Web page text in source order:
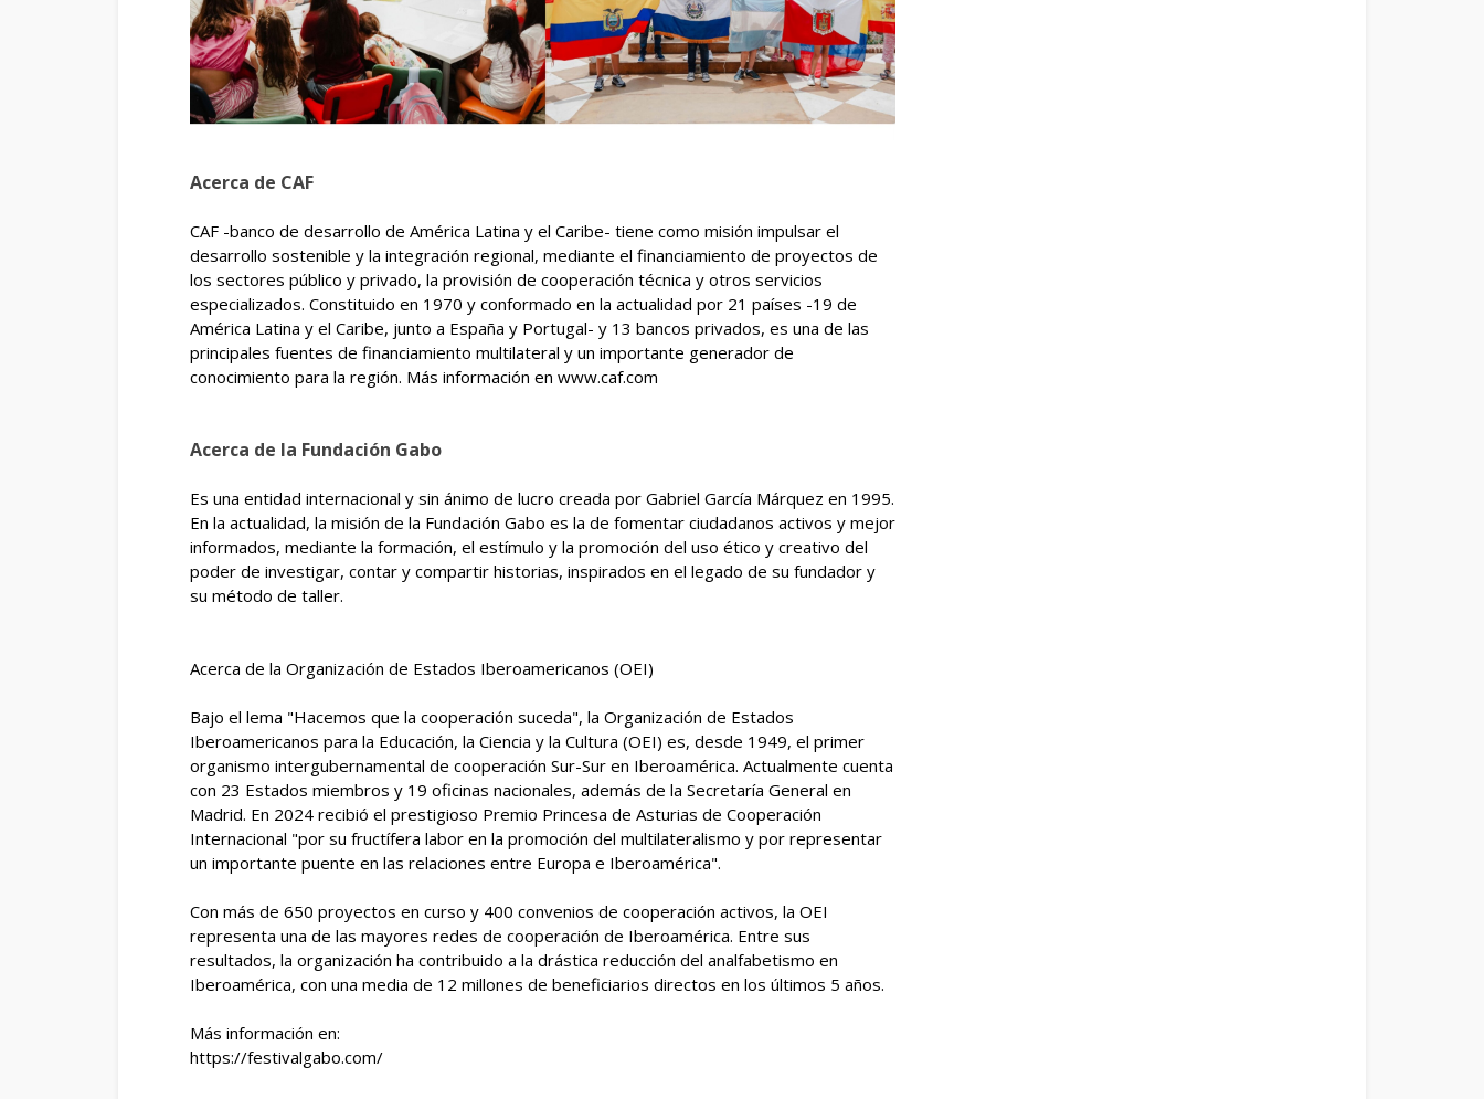
Acerca de CAF
CAF -banco de desarrollo de América Latina y el Caribe- tiene como misión impulsar el
desarrollo sostenible y la integración regional, mediante el financiamiento de proyectos de
los sectores público y privado, la provisión de cooperación técnica y otros servicios
especializados. Constituido en 1970 y conformado en la actualidad por 21 países -19 de
América Latina y el Caribe, junto a España y Portugal- y 13 bancos privados, es una de las
principales fuentes de financiamiento multilateral y un importante generador de
conocimiento para la región. Más información en www.caf.com
Acerca de la Fundación Gabo
Es una entidad internacional y sin ánimo de lucro creada por Gabriel García Márquez en 1995.
En la actualidad, la misión de la Fundación Gabo es la de fomentar ciudadanos activos y mejor
informados, mediante la formación, el estímulo y la promoción del uso ético y creativo del
poder de investigar, contar y compartir historias, inspirados en el legado de su fundador y
su método de taller.
Acerca de la Organización de Estados Iberoamericanos (OEI)
Bajo el lema "Hacemos que la cooperación suceda", la Organización de Estados
Iberoamericanos para la Educación, la Ciencia y la Cultura (OEI) es, desde 1949, el primer
organismo intergubernamental de cooperación Sur-Sur en Iberoamérica. Actualmente cuenta
con 23 Estados miembros y 19 oficinas nacionales, además de la Secretaría General en
Madrid. En 2024 recibió el prestigioso Premio Princesa de Asturias de Cooperación
Internacional "por su fructífera labor en la promoción del multilateralismo y por representar
un importante puente en las relaciones entre Europa e Iberoamérica".
Con más de 650 proyectos en curso y 400 convenios de cooperación activos, la OEI
representa una de las mayores redes de cooperación de Iberoamérica. Entre sus
resultados, la organización ha contribuido a la drástica reducción del analfabetismo en
Iberoamérica, con una media de 12 millones de beneficiarios directos en los últimos 5 años.
Más información en:
https://festivalgabo.com/